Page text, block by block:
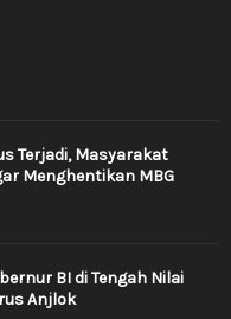
Terjadi, Masyarakat
Menghentikan MBG
BI di Tengah Nilai
Anjlok